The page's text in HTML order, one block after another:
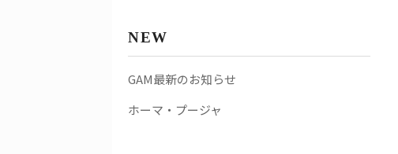
NEW
GAM最新のお知らせ
ホーマ・プージャ